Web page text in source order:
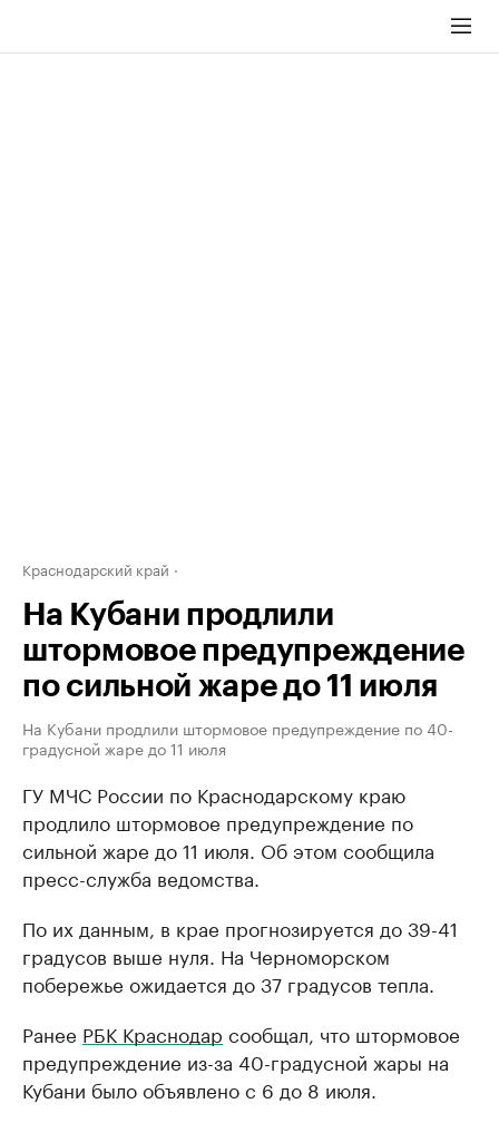
Краснодарский край
На Кубани продлили
штормовое предупреждение
по сильной жаре до 11 июля
На Кубани продлили штормовое предупреждение по 40-
градусной жаре до 11 июля
ГУ МЧС России по Краснодарскому краю
продлило штормовое предупреждение по
сильной жаре до 11 июля. Об этом сообщила
пресс-служба ведомства.
По их данным, в крае прогнозируется до 39-41
градусов выше нуля. На Черноморском
побережье ожидается до 37 градусов тепла.
Ранее РБК Краснодар сообщал, что штормовое
предупреждение из-за 40-градусной жары на
Кубани было объявлено с 6 до 8 июля.